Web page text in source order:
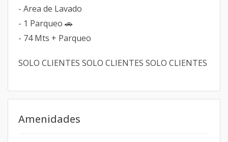
- Area de Lavado
- 1 Parqueo 🚗
- 74 Mts + Parqueo
SOLO CLIENTES SOLO CLIENTES SOLO CLIENTES
Amenidades